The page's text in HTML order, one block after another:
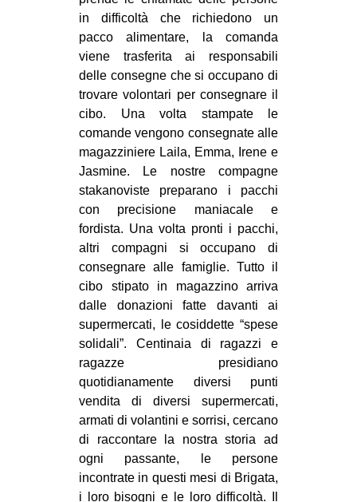
in difficoltà che richiedono un
pacco alimentare, la comanda
viene trasferita ai responsabili
delle consegne che si occupano di
trovare volontari per consegnare il
cibo. Una volta stampate le
comande vengono consegnate alle
magazziniere Laila, Emma, Irene e
Jasmine. Le nostre compagne
stakanoviste preparano i pacchi
con precisione maniacale e
fordista. Una volta pronti i pacchi,
altri compagni si occupano di
consegnare alle famiglie. Tutto il
cibo stipato in magazzino arriva
dalle donazioni fatte davanti ai
supermercati, le cosiddette “spese
solidali”. Centinaia di ragazzi e
ragazze presidiano
quotidianamente diversi punti
vendita di diversi supermercati,
armati di volantini e sorrisi, cercano
di raccontare la nostra storia ad
ogni passante, le persone
incontrate in questi mesi di Brigata,
i loro bisogni e le loro difficoltà. Il